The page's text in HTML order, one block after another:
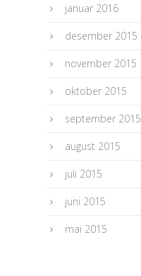
januar 2016
desember 2015
november 2015
oktober 2015
september 2015
august 2015
juli 2015
juni 2015
mai 2015